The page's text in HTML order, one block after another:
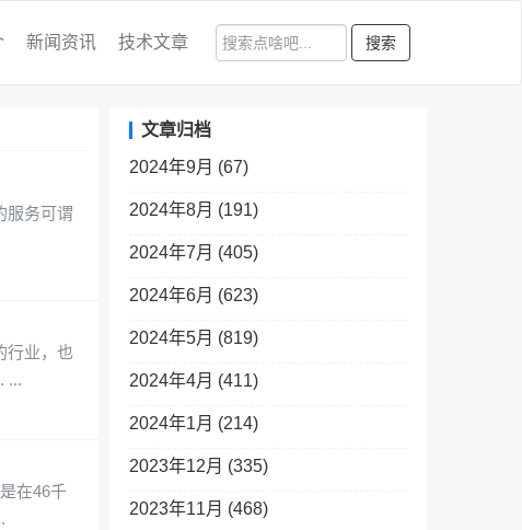
搜索
新闻资讯 技术文章
服务可谓
行业，也
在46千
文章归档
2024年9月 (67)
2024年8月 (191)
2024年7月 (405)
2024年6月 (623)
2024年5月 (819)
2024年4月 (411)
2024年1月 (214)
2023年12月 (335)
2023年11月 (468)